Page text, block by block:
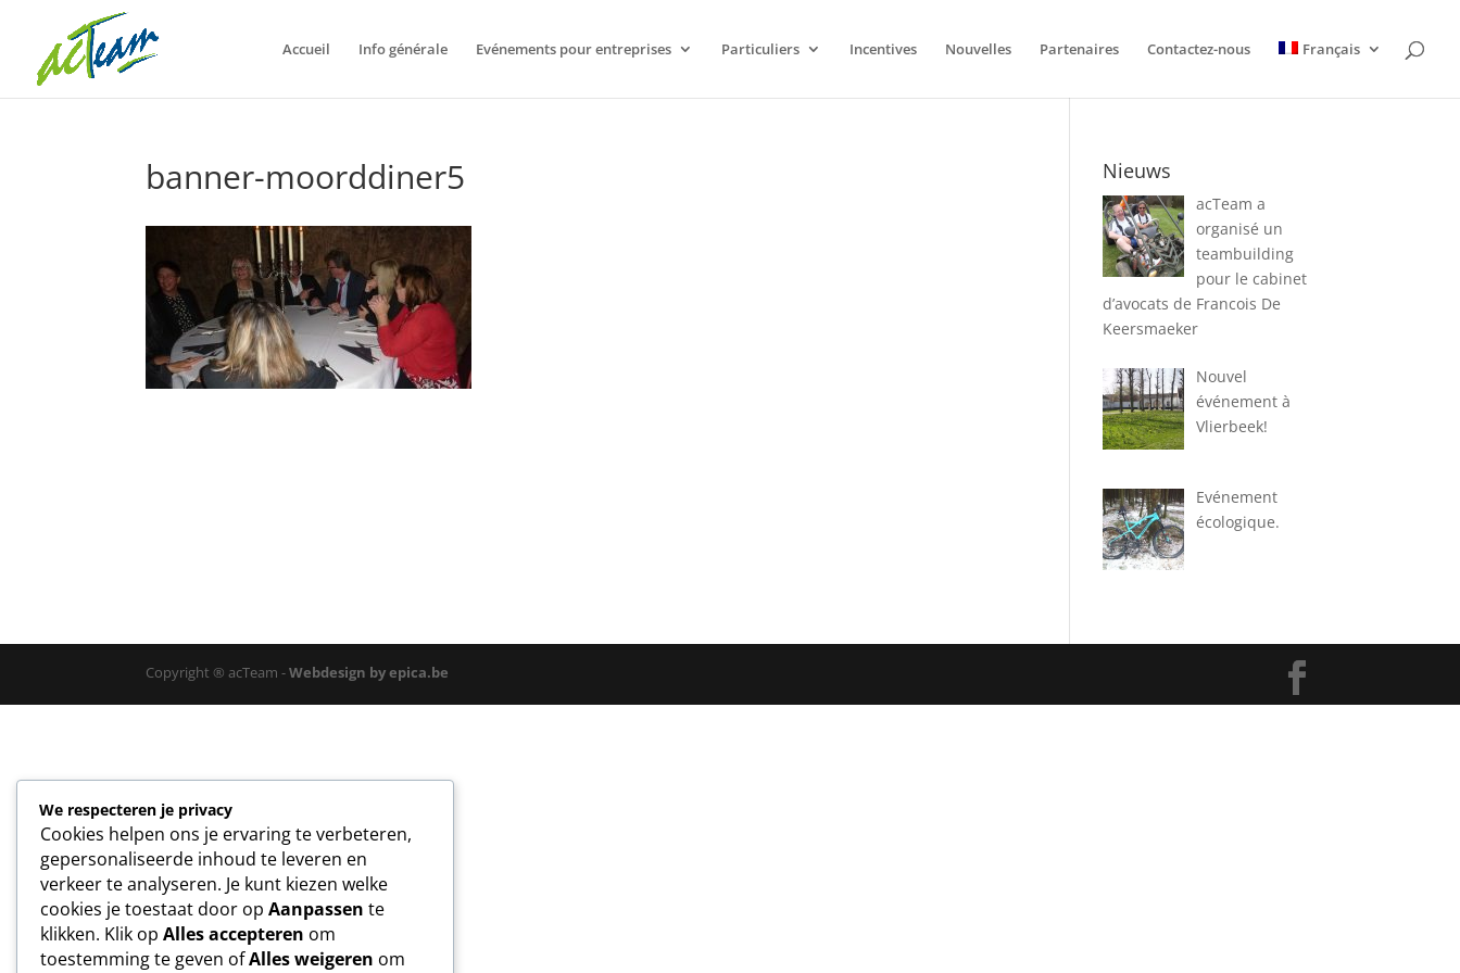
Accueil Info générale Evénements pour entreprises Particuliers Incentives Nouvelles Partenaires Contactez-nous Français
banner-moorddiner5 Nieuws
acTeam a
organisé un
teambuilding
pour le cabinet
d’avocats de Francois De
Keersmaeker
Nouvel
événement à
Vlierbeek!
Evénement
écologique.
Copyright ® acTeam -Webdesign by epica.be
We respecteren je privacy
Cookies helpen ons je ervaring te verbeteren,
gepersonaliseerde inhoud te leveren en
verkeer te analyseren. Je kunt kiezen welke
cookies je toestaat door op Aanpassen te
klikken. Klik op Alles accepteren om
toestemming te geven ofAlles weigeren om